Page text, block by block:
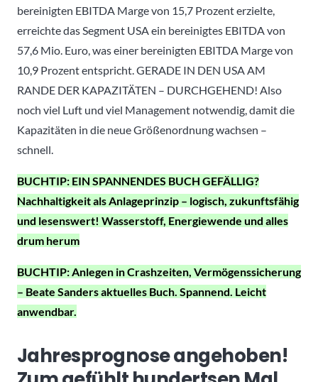
bereinigten EBITDA Marge von 15,7 Prozent erzielte,
erreichte das Segment USA ein bereinigtes EBITDA von
57,6 Mio. Euro, was einer bereinigten EBITDA Marge von
10,9 Prozent entspricht. GERADE IN DEN USA AM
RANDE DER KAPAZITÄTEN – DURCHGEHEND! Also
noch viel Luft und viel Management notwendig, damit die
Kapazitäten in die neue Größenordnung wachsen –
schnell.
BUCHTIP: EIN SPANNENDES BUCH GEFÄLLIG?
Nachhaltigkeit als Anlageprinzip – logisch, zukunftsfähig
und lesenswert! Wasserstoff, Energiewende und alles
drum herum
BUCHTIP: Anlegen in Crashzeiten, Vermögenssicherung
– Beate Sanders aktuelles Buch. Spannend. Leicht
anwendbar.
Jahresprognose angehoben!